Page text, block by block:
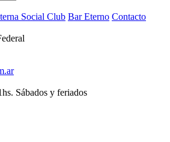
Social Club Bar Eterno Contacto
Sábados y feriados